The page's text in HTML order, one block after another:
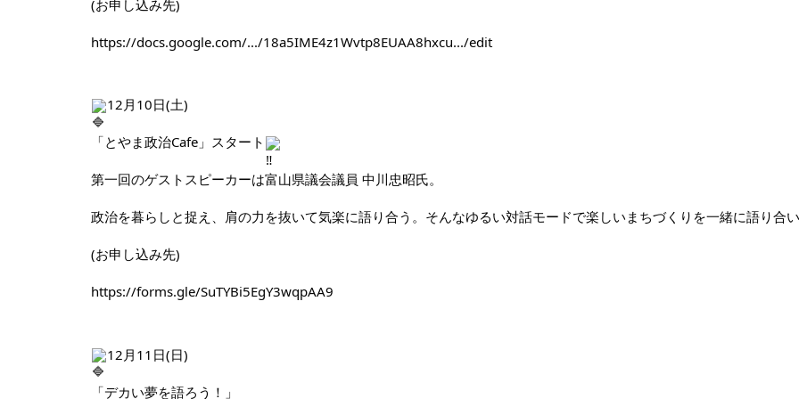
(お申し込み先)
https://docs.google.com/.../18a5IME4z1Wvtp8EUAA8hxcu.../edit
12月10日(土)
「とやま政治Cafe」スタート
第一回のゲストスピーカーは富山県議会議員 中川忠昭氏。
政治を暮らしと捉え、肩の力を抜いて気楽に語り合う。そんなゆるい対話モードで楽しいまちづくりを一緒に語り合
(お申し込み先)
https://forms.gle/SuTYBi5EgY3wqpAA9
12月11日(日)
「デカい夢を語ろう！」